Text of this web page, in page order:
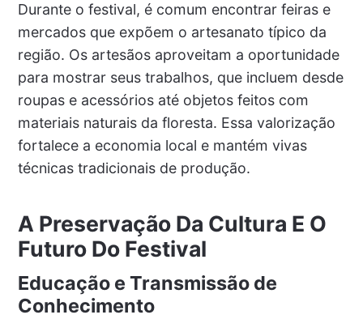
Durante o festival, é comum encontrar feiras e
mercados que expõem o artesanato típico da
região. Os artesãos aproveitam a oportunidade
para mostrar seus trabalhos, que incluem desde
roupas e acessórios até objetos feitos com
materiais naturais da floresta. Essa valorização
fortalece a economia local e mantém vivas
técnicas tradicionais de produção.
A Preservação Da Cultura E O
Futuro Do Festival
Educação e Transmissão de
Conhecimento